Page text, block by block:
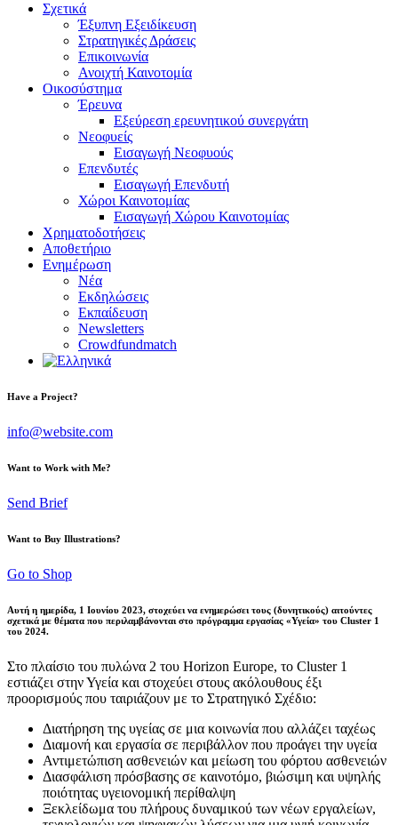
Σχετικά
Έξυπνη Εξειδίκευση
Στρατηγικές Δράσεις
Επικοινωνία
Ανοιχτή Καινοτομία
Οικοσύστημα
Έρευνα
Εξεύρεση ερευνητικού συνεργάτη
Νεοφυείς
Εισαγωγή Νεοφυούς
Επενδυτές
Εισαγωγή Επενδυτή
Χώροι Καινοτομίας
Εισαγωγή Χώρου Καινοτομίας
Χρηματοδοτήσεις
Αποθετήριο
Ενημέρωση
Νέα
Εκδηλώσεις
Εκπαίδευση
Newsletters
Crowdfundmatch
Have a Project?
info@website.com
Want to Work with Me?
Send Brief
Want to Buy Illustrations?
Go to Shop
Αυτή η ημερίδα, 1 Ιουνίου 2023, στοχεύει να ενημερώσει τους (δυνητικούς) αιτούντες
σχετικά με θέματα που περιλαμβάνονται στο πρόγραμμα εργασίας «Υγεία» του Cluster 1
του 2024.
Στο πλαίσιο του πυλώνα 2 του Horizon Europe, το Cluster 1
εστιάζει στην Υγεία και στοχεύει στους ακόλουθους έξι
προορισμούς που ταιριάζουν με το Στρατηγικό Σχέδιο:
Διατήρηση της υγείας σε μια κοινωνία που αλλάζει ταχέως
Διαμονή και εργασία σε περιβάλλον που προάγει την υγεία
Αντιμετώπιση ασθενειών και μείωση του φόρτου ασθενειών
Διασφάλιση πρόσβασης σε καινοτόμο, βιώσιμη και υψηλής
ποιότητας υγειονομική περίθαλψη
Ξεκλείδωμα του πλήρους δυναμικού των νέων εργαλείων,